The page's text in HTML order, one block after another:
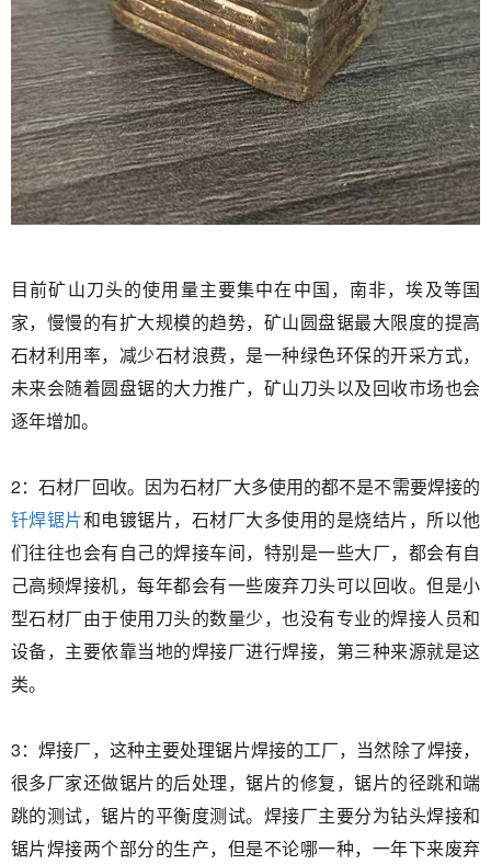
目前矿山刀头的使用量主要集中在中国，南非，埃及等国
家，慢慢的有扩大规模的趋势，矿山圆盘锯最大限度的提高
石材利用率，减少石材浪费，是一种绿色环保的开采方式，
未来会随着圆盘锯的大力推广，矿山刀头以及回收市场也会
逐年增加。
2：石材厂回收。因为石材厂大多使用的都不是不需要焊接的
钎焊锯片和电镀锯片，石材厂大多使用的是烧结片，所以他
们往往也会有自己的焊接车间， 特别是一些大厂，都会有自
己高频焊接机，每年都会有一些废弃刀头可以回收。但是小
型石材厂由于使用刀头的数量少，也没有专业的焊接人员和
设备，主要依靠当地的焊接厂进行焊接，第三种来源就是这
类。
3：焊接厂，这种主要处理锯片焊接的工厂，当然除了焊接，
很多厂家还做锯片的后处理，锯片的修复，锯片的径跳和端
跳的测试，锯片的平衡度测试。焊接厂主要分为钻头焊接和
锯片焊接两个部分的生产，但是不论哪一种，一年下来废弃